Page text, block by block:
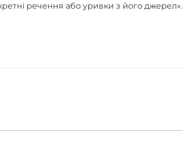
речення або уривки з його джерел».